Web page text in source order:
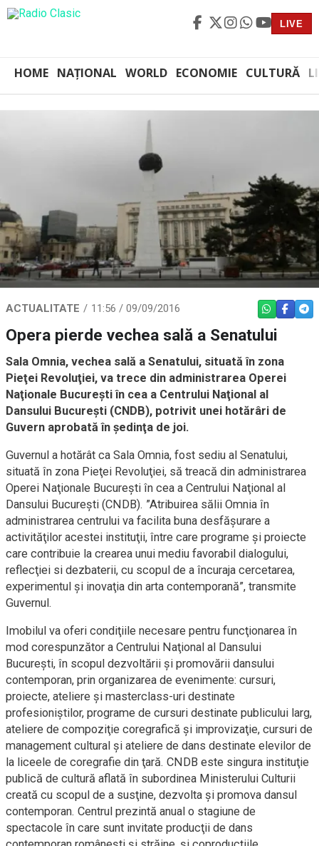
LIVE
HOME NAȚIONAL WORLD ECONOMIE CULTURĂ
ACTUALITATE 11:56 / 09/09/2016 WHATSAPP
Opera pierde vechea sală a Senatului
Sala Omnia, vechea sală a Senatului, situată în zona
Pieţei Revoluţiei, va trece din administrarea Operei
Naţionale Bucureşti în cea a Centrului Naţional al
Dansului Bucureşti (CNDB), potrivit unei hotărâri de
Guvern aprobată în şedinţa de joi.
Guvernul a hotărât ca Sala Omnia, fost sediu al Senatului,
situată în zona Pieţei Revoluţiei, să treacă din administrarea
Operei Naţionale Bucureşti în cea a Centrului Naţional al
Dansului Bucureşti (CNDB). ”Atribuirea sălii Omnia în
administrarea centrului va facilita buna desfăşurare a
activităţilor acestei instituţii, între care programe şi proiecte
care contribuie la crearea unui mediu favorabil dialogului,
reflecţiei si dezbaterii, cu scopul de a încuraja cercetarea,
experimentul şi inovaţia din arta contemporană”, transmite
Guvernul.
Imobilul va oferi condiţiile necesare pentru funcţionarea în
mod corespunzător a Centrului Naţional al Dansului
Bucureşti, în scopul dezvoltării şi promovării dansului
contemporan, prin organizarea de evenimente: cursuri,
proiecte, ateliere şi masterclass-uri destinate
profesioniştilor, programe de cursuri destinate publicului larg,
ateliere de compoziţie coregrafică şi improvizaţie, cursuri de
management cultural şi ateliere de dans destinate elevilor de
la liceele de coregrafie din ţară. CNDB este singura instituţie
publică de cultură aflată în subordinea Ministerului Culturii
creată cu scopul de a susţine, dezvolta şi promova dansul
contemporan. Centrul prezintă anual o stagiune de
spectacole în care sunt invitate producţii de dans